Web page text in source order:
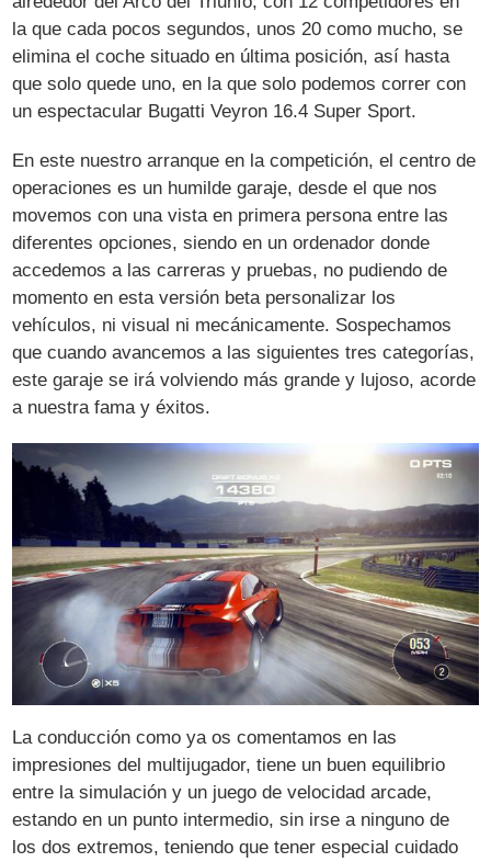
la que cada pocos segundos, unos 20 como mucho, se
elimina el coche situado en última posición, así hasta
que solo quede uno, en la que solo podemos correr con
un espectacular Bugatti Veyron 16.4 Super Sport.
En este nuestro arranque en la competición, el centro de
operaciones es un humilde garaje, desde el que nos
movemos con una vista en primera persona entre las
diferentes opciones, siendo en un ordenador donde
accedemos a las carreras y pruebas, no pudiendo de
momento en esta versión beta personalizar los
vehículos, ni visual ni mecánicamente. Sospechamos
que cuando avancemos a las siguientes tres categorías,
este garaje se irá volviendo más grande y lujoso, acorde
a nuestra fama y éxitos.
La conducción como ya os comentamos en las
impresiones del multijugador, tiene un buen equilibrio
entre la simulación y un juego de velocidad arcade,
estando en un punto intermedio, sin irse a ninguno de
los dos extremos, teniendo que tener especial cuidado